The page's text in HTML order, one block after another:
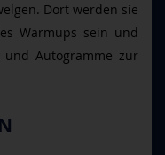
Dort werden sie
Warmups sein und
Autogramme zur